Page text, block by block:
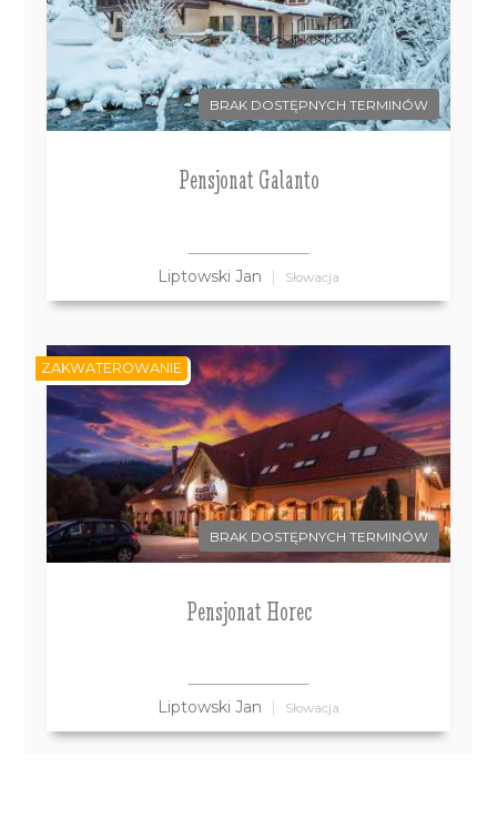
BRAK DOSTĘPNYCH TERMINÓW
Pensjonat Galanto
Liptowski Jan Słowacja
BRAK DOSTĘPNYCH TERMINÓW
Pensjonat Horec
Liptowski Jan Słowacja
ZAKWATEROWANIE